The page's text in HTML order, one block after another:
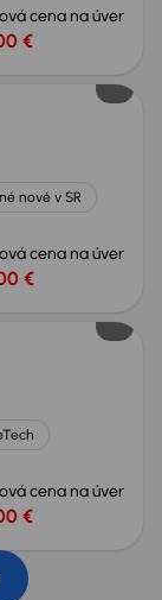
cena na úver
€
nové v SR
cena na úver
€
cena na úver
€